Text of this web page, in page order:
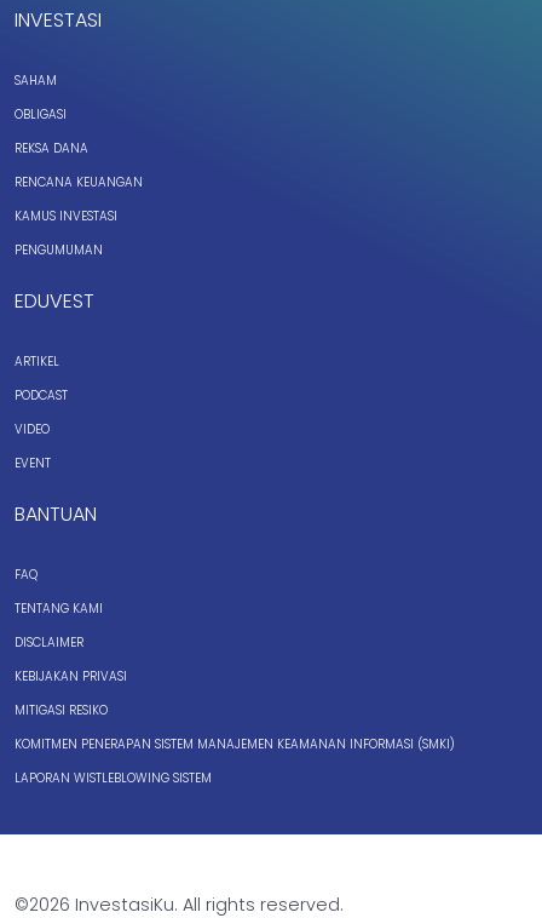
INVESTASI
SAHAM
OBLIGASI
REKSA DANA
RENCANA KEUANGAN
KAMUS INVESTASI
PENGUMUMAN
EDUVEST
ARTIKEL
PODCAST
VIDEO
EVENT
BANTUAN
FAQ
TENTANG KAMI
DISCLAIMER
KEBIJAKAN PRIVASI
MITIGASI RESIKO
KOMITMEN PENERAPAN SISTEM MANAJEMEN KEAMANAN INFORMASI (SMKI)
LAPORAN WISTLEBLOWING SISTEM
©2026 InvestasiKu. All rights reserved.